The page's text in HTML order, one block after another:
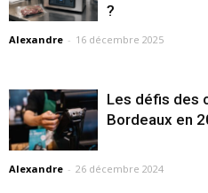
?
Alexandre - 16 décembre 2025
Les défis des
Bordeaux en
Alexandre - 26 décembre 2024